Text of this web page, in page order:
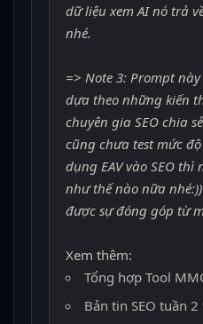
dữ liệu xem AI nó trả
nhé.
=> Note 3: Prompt
dựa theo những kiến
chuyên gia SEO chia
cũng chưa test mức
dụng EAV vào SEO thì
như thế nào nữa
được sự đóng góp từ
Xem thêm:
Tổng hợp Tool
Bản tin SEO tuần